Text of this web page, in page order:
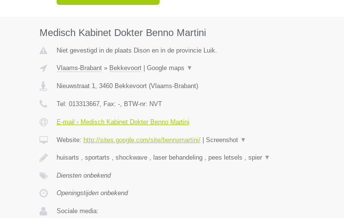
Medisch Kabinet Dokter Benno Martini
Niet gevestigd in de plaats Dison en in de provincie Luik.
Vlaams-Brabant» Bekkevoort| Google maps ▼
Nieuwstraat 1, 3460 Bekkevoort(Vlaams-Brabant)
Tel: 013313667, Fax: -, BTW-nr: NVT
E-mail › Medisch Kabinet Dokter Benno Martini
Website: http://sites.google.com/site/bennomartini/| Screenshot ▼
huisarts , sportarts , shockwave , laser behandeling , pees letsels , spier ▼
Diensten onbekend
Openingstijden onbekend
Sociale media: